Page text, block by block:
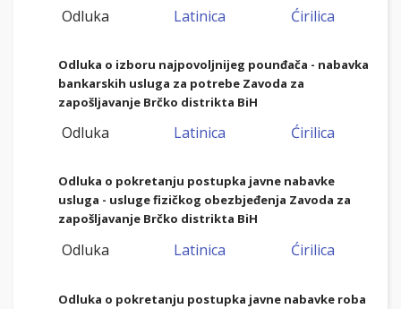
Odluka Latinica Ćirilica
Odluka o izboru najpovoljnijeg pounđača - nabavka
bankarskih usluga za potrebe Zavoda za
zapošljavanje Brčko distrikta BiH
Odluka Latinica Ćirilica
Odluka o pokretanju postupka javne nabavke
usluga - usluge fizičkog obezbjeđenja Zavoda za
zapošljavanje Brčko distrikta BiH
Odluka Latinica Ćirilica
Odluka o pokretanju postupka javne nabavke roba